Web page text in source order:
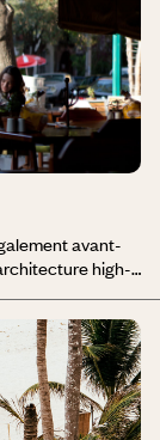
Le fleuron,
le mole est
comme
Les
de
avant-
high-
Tenochtitlan. Ils
les goûts et pour
», c’est sur
mariachis
du fameux